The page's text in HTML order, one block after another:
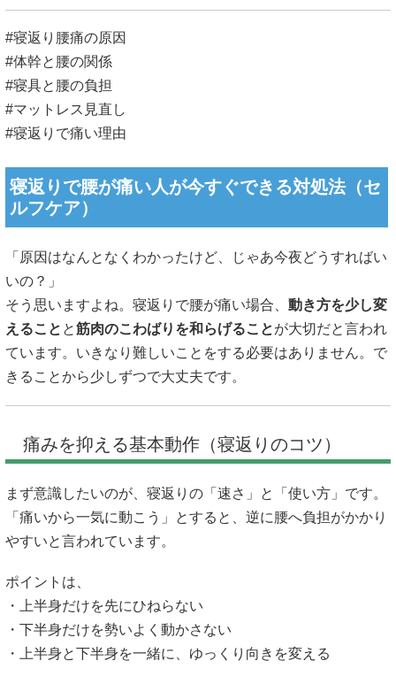
#寝返り腰痛の原因
#体幹と腰の関係
#寝具と腰の負担
#マットレス見直し
#寝返りで痛い理由
寝返りで腰が痛い人が今すぐできる対処法（セ
ルフケア）
「原因はなんとなくわかったけど、じゃあ今夜どうすればい
いの？」
そう思いますよね。寝返りで腰が痛い場合、 動き方を少し変
えること と筋肉のこわばりを和らげることが大切だと言われ
ています。いきなり難しいことをする必要はありません。で
きることから少しずつで大丈夫です。
痛みを抑える基本動作（寝返りのコツ）
まず意識したいのが、寝返りの「速さ」と「使い方」です。
「痛いから一気に動こう」とすると、逆に腰へ負担がかかり
やすいと言われています。
ポイントは、
・上半身だけを先にひねらない
・下半身だけを勢いよく動かさない
・上半身と下半身を一緒に、ゆっくり向きを変える